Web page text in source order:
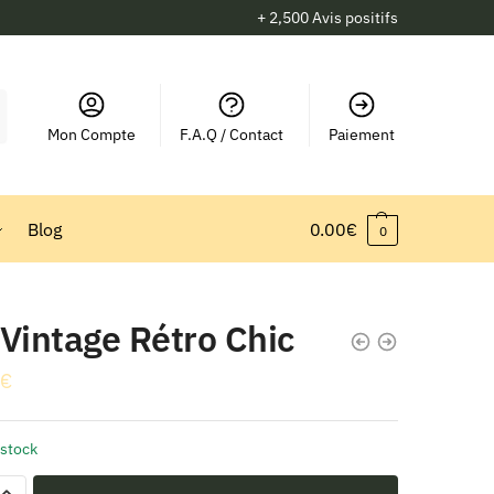
+ 2,500 Avis positifs
Mon Compte F.A.Q / Contact Paiement
Blog 0.00€ 0
Rétro Chic
€